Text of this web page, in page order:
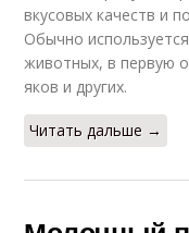
вкусовых качеств и
Обычно
животных, в первую
яков и других.
Читать дальше →